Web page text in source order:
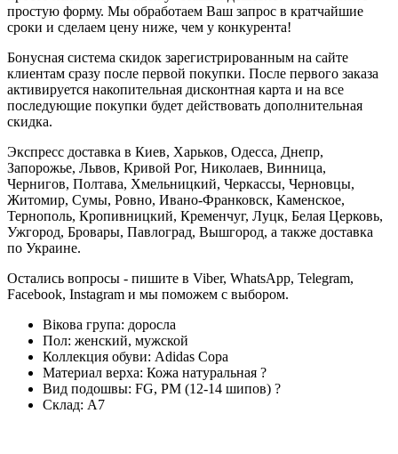
простую форму. Мы обработаем Ваш запрос в кратчайшие
сроки и сделаем цену ниже, чем у конкурента!
Бонусная система скидок зарегистрированным на сайте
клиентам сразу после первой покупки. После первого заказа
активируется накопительная дисконтная карта и на все
последующие покупки будет действовать дополнительная
скидка.
Экспресс доставка в Киев, Харьков, Одесса, Днепр,
Запорожье, Львов, Кривой Рог, Николаев, Винница,
Чернигов, Полтава, Хмельницкий, Черкассы, Черновцы,
Житомир, Сумы, Ровно, Ивано-Франковск, Каменское,
Тернополь, Кропивницкий, Кременчуг, Луцк, Белая Церковь,
Ужгород, Бровары, Павлоград, Вышгород, а также доставка
по Украине.
Остались вопросы - пишите в Viber, WhatsApp, Telegram,
Facebook, Instagram и мы поможем с выбором.
Вікова група: доросла
Пол: женский, мужской
Коллекция обуви: Adidas Copa
Материал верха: Кожа натуральная ?
Вид подошвы: FG, PM (12-14 шипов) ?
Склад: А7